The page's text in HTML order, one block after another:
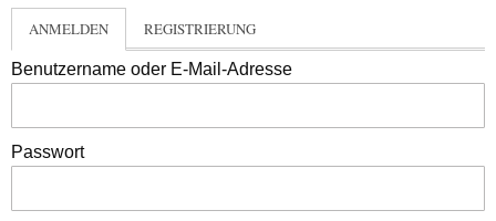
ANMELDEN REGISTRIERUNG
Benutzername oder E-Mail-Adresse
Passwort